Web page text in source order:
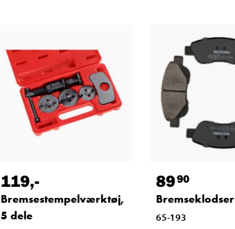
119,-
Bremsestempelværktøj,
5 dele
8990
Bremseklodser
65-193